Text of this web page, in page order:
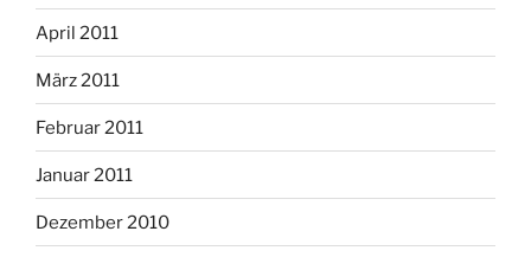
April 2011
März 2011
Februar 2011
Januar 2011
Dezember 2010